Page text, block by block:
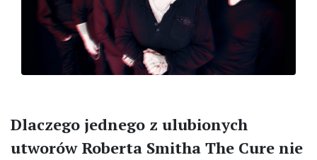
Dlaczego jednego z ulubionych
utworów Roberta Smitha The Cure nie